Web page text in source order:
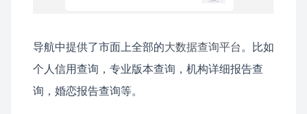
导航中提供了市面上全部的大数据查询平台。比如
个人信用查询，专业版本查询，机构详细报告查
询，婚恋报告查询等。